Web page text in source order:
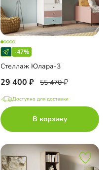
-47%
Стеллаж Юлара-3
29 400 55 470
Доступно для доставки
В корзину